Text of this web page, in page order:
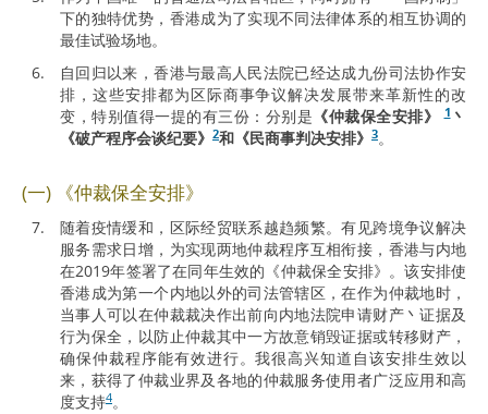
下的独特优势，香港成为了实现不同法律体系的相互协调的
最佳试验场地。
自回归以来，香港与最高人民法院已经达成九份司法协作安
排，这些安排都为区际商事争议解决发展带来革新性的改
变，特别值得一提的有三份：分别是 《仲裁保全安排》1丶
《破产程序会谈纪要》 2和《民商事判决安排》 3。
(一) 《仲裁保全安排》
随着疫情缓和，区际经贸联系越趋频繁。有见跨境争议解决
服务需求日增，为实现两地仲裁程序互相衔接，香港与内地
在2019年签署了在同年生效的《仲裁保全安排》。该安排使
香港成为第一个内地以外的司法管辖区，在作为仲裁地时，
当事人可以在仲裁裁决作出前向内地法院申请财产丶证据及
行为保全，以防止仲裁其中一方故意销毁证据或转移财产，
确保仲裁程序能有效进行。我很高兴知道自该安排生效以
来，获得了仲裁业界及各地的仲裁服务使用者广泛应用和高
度支持4。